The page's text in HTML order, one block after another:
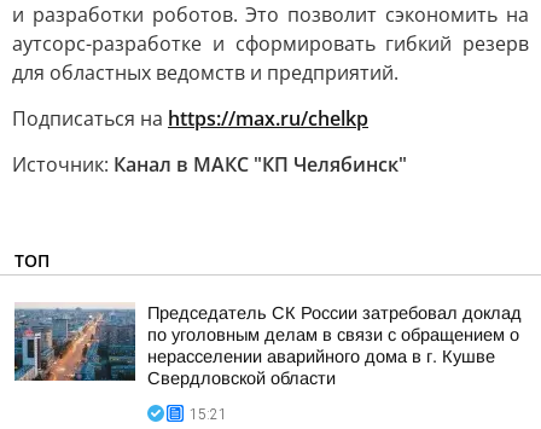
и разработки роботов. Это позволит сэкономить на
аутсорс-разработке и сформировать гибкий резерв
для областных ведомств и предприятий.
Подписаться на https://max.ru/chelkp
Источник: Канал в МАКС "КП Челябинск"
ТОП
Председатель СК России затребовал доклад
по уголовным делам в связи с обращением о
нерасселении аварийного дома в г. Кушве
Свердловской области
15:21